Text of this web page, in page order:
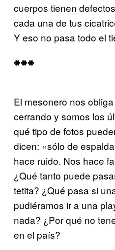
cuerpos tienen
cada una de tus
Y eso no pasa todo el
***
El mesonero nos
cerrando y somos los
qué tipo de fotos
dicen: «sólo de
hace ruido. Nos hace
¿Qué tanto puede
tetita? ¿Qué pasa si
pudiéramos ir a una
nada? ¿Por qué no
en el país?